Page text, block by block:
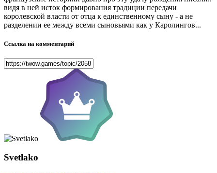
видя в ней исток формирования традиции передачи
королевской власти от отца к единственному сыну - а не
разделении ее между всеми сыновьями как у Каролингов...
Ссылка на комментарий
Svetlako